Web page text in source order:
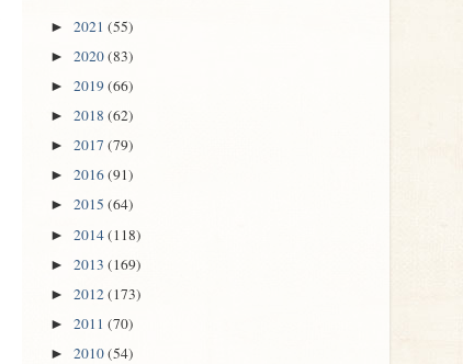
► 2021 (55)
► 2020(83)
► 2019(66)
► 2018 (62)
► 2017 (79)
► 2016(91)
► 2015 (64)
► 2014(118)
► 2013 (169)
► 2012(173)
► 2011 (70)
► 2010(54)